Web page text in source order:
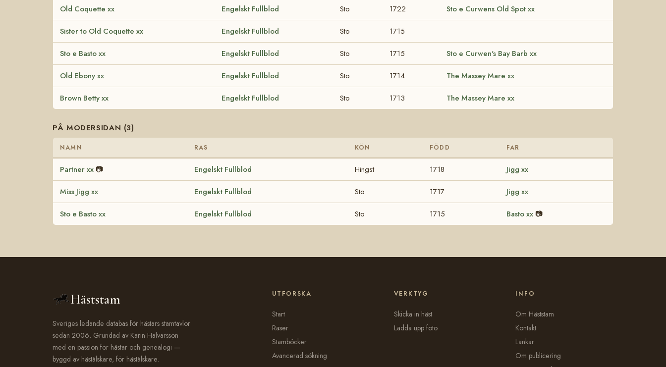
Old Coquette xx Engelskt Fullblod Sto 1722 Sto e Curwens Old Spot xx
Sister to Old Coquette xx Engelskt Fullblod Sto 1715
Sto e Basto xx Engelskt Fullblod Sto 1715 Sto e Curwen's Bay Barb xx
Old Ebony xx Engelskt Fullblod Sto 1714 The Massey Mare xx
Brown Betty xx Engelskt Fullblod Sto 1713 The Massey Mare xx
PÅ MODERSIDAN (3)
NAMN RAS KÖN FÖDD FAR
Partner xx 📷 Engelskt Fullblod Hingst 1718 Jigg xx
Miss Jigg xx Engelskt Fullblod Sto 1717 Jigg xx
Sto e Basto xx Engelskt Fullblod Sto 1715 Basto xx 📷
Häststam
Sveriges ledande databas för hästars stamtavlor
sedan 2006. Grundad av Karin Halvarsson
med en passion för hästar och genealogi —
byggd av hästälskare, för hästälskare.
UTFORSKA
Start
Raser
Stamböcker
Avancerad sökning
VERKTYG
Skicka in häst
Ladda upp foto
INFO
Om Häststam
Kontakt
Länkar
Om publicering